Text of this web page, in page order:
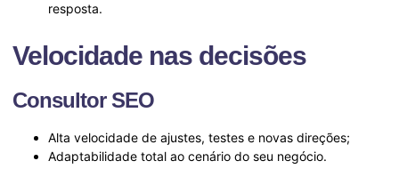
resposta.
Velocidade nas decisões
Consultor SEO
Alta velocidade de ajustes, testes e novas direções;
Adaptabilidade total ao cenário do seu negócio.